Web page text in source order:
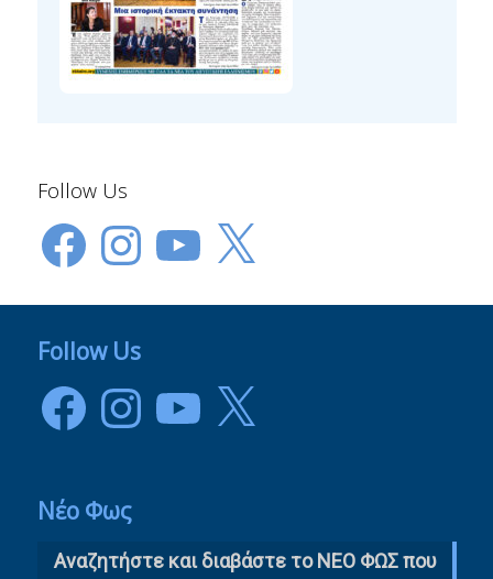
Follow Us
FacebookInstagramYouTube
X
Follow Us
FacebookInstagramYouTube
X
Νέο Φως
Αναζητήστε και διαβάστε το NΕΟ ΦΩΣ που